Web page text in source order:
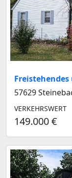
57629
VERKEHRSWERT
149.000 €